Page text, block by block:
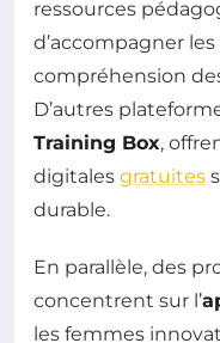
ressources
d’accompagner
compréhension
D’autres
Training Box,
digitales gratuites
durable.
En parallèle, des
concentrent sur l’
les femmes